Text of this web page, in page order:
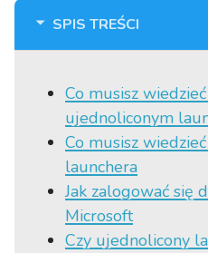
SPIS TREŚCI
Co musisz
ujednoliconym
Co musisz
launchera
Jak zalogować się
Microsoft
Czy ujednolicony